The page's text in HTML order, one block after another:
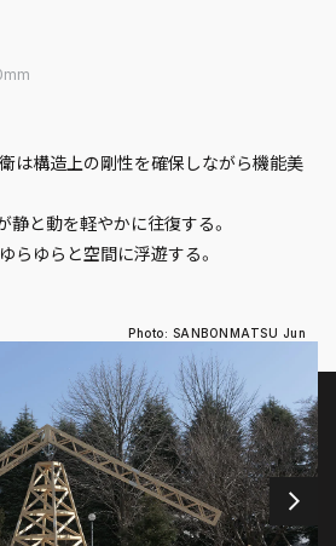
は構造上の剛性を確保しながら機能美
静と動を軽やかに往復する。
らゆらと空間に浮遊する。
Photo: SANBONMATSU Jun